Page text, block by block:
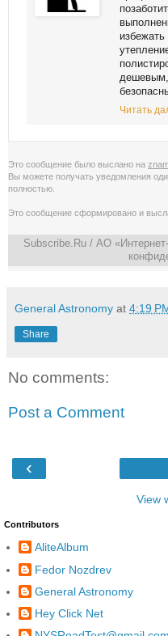
Читать
Это сообщение было выслано на
Вы можете получать уведомления
полностью
Это сообщение сформировано и
Subscribe.Ru / АО
General Astronomy at 4:19
Share
No comments:
Post a Comment
‹
View
Contributors
AliteAlbum
Fedor Nozdrev
General Astronomy
Hey Click Net